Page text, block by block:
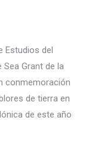
Estudios del
Grant de la
conmemoración
de tierra en
de este año